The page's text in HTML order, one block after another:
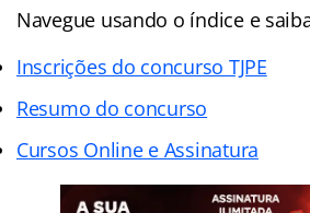
Navegue usando o índice e
Inscrições do concurso TJPE
Resumo do concurso
Cursos Online e Assinatura